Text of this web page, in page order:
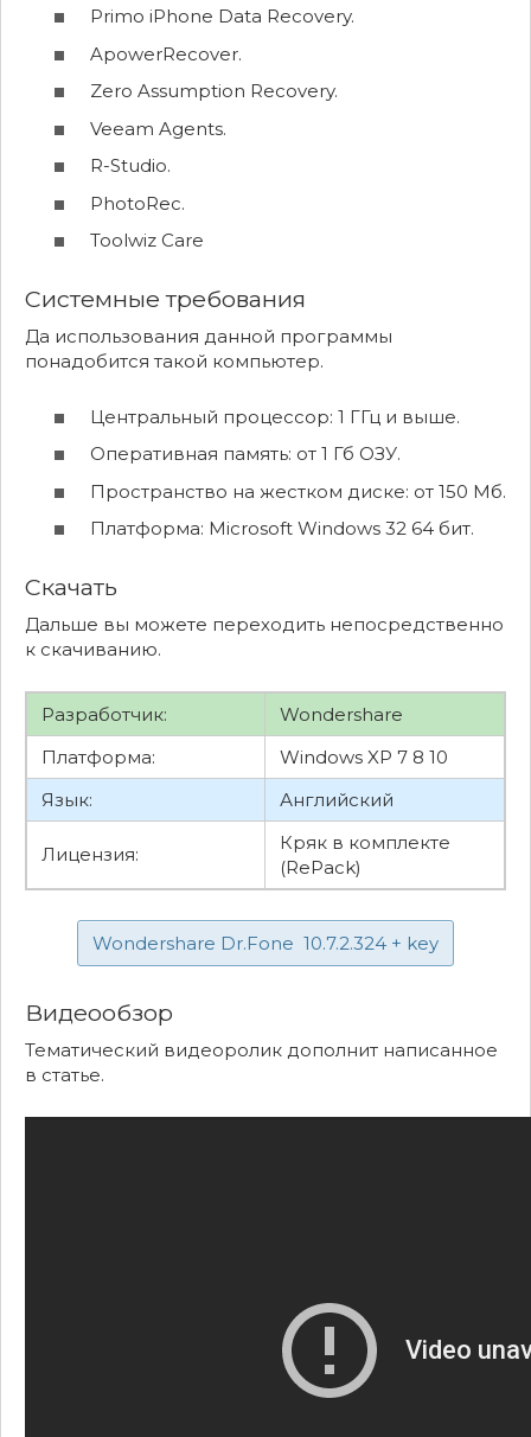
Primo iPhone Data Recovery.
ApowerRecover.
Zero Assumption Recovery.
Veeam Agents.
R-Studio.
PhotoRec.
Toolwiz Care
Системные требования
Да использования данной программы
понадобится такой компьютер.
Центральный процессор: 1 ГГц и выше.
Оперативная память: от 1 Гб ОЗУ.
Пространство на жестком диске: от 150 Мб.
Платформа: Microsoft Windows 32 64 бит.
Скачать
Дальше вы можете переходить непосредственно
к скачиванию.
Разработчик:
Wondershare
Платформа:
Windows XP 7 8 10
Язык:
Английский
Лицензия:
Кряк в комплекте
(RePack)
Wondershare Dr.Fone 10.7.2.324 + key
Видеообзор
Тематический видеоролик дополнит написанное
в статье.